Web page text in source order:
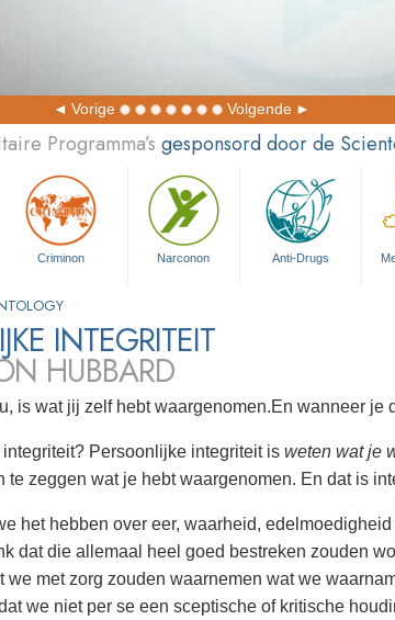
Vorige Volgende
Programma’s gesponsord door de
Criminon Narconon Anti-Drugs
INTEGRITEIT
HUBBARD
is wat jij zelf hebt waargenomen.En wanneer je
Persoonlijke integriteit is weten wat je
te zeggen wat je hebt waargenomen. En dat is
het hebben over eer, waarheid,
dat die allemaal heel goed bestreken zouden
we met zorg zouden waarnemen wat we
we niet per se een sceptische of kritische